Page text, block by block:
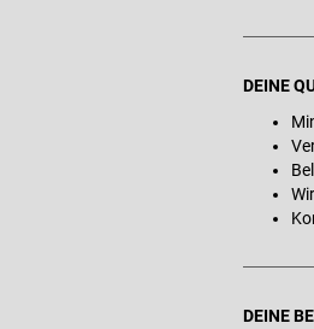
DEINE
DEINE